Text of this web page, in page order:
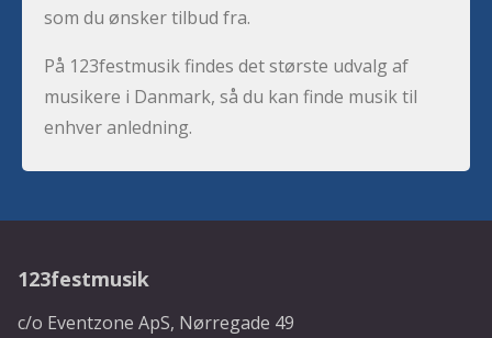
som du ønsker tilbud fra.
På 123festmusik findes det største udvalg af
musikere i Danmark, så du kan finde musik til
enhver anledning.
123festmusik
c/o Eventzone ApS, Nørregade 49